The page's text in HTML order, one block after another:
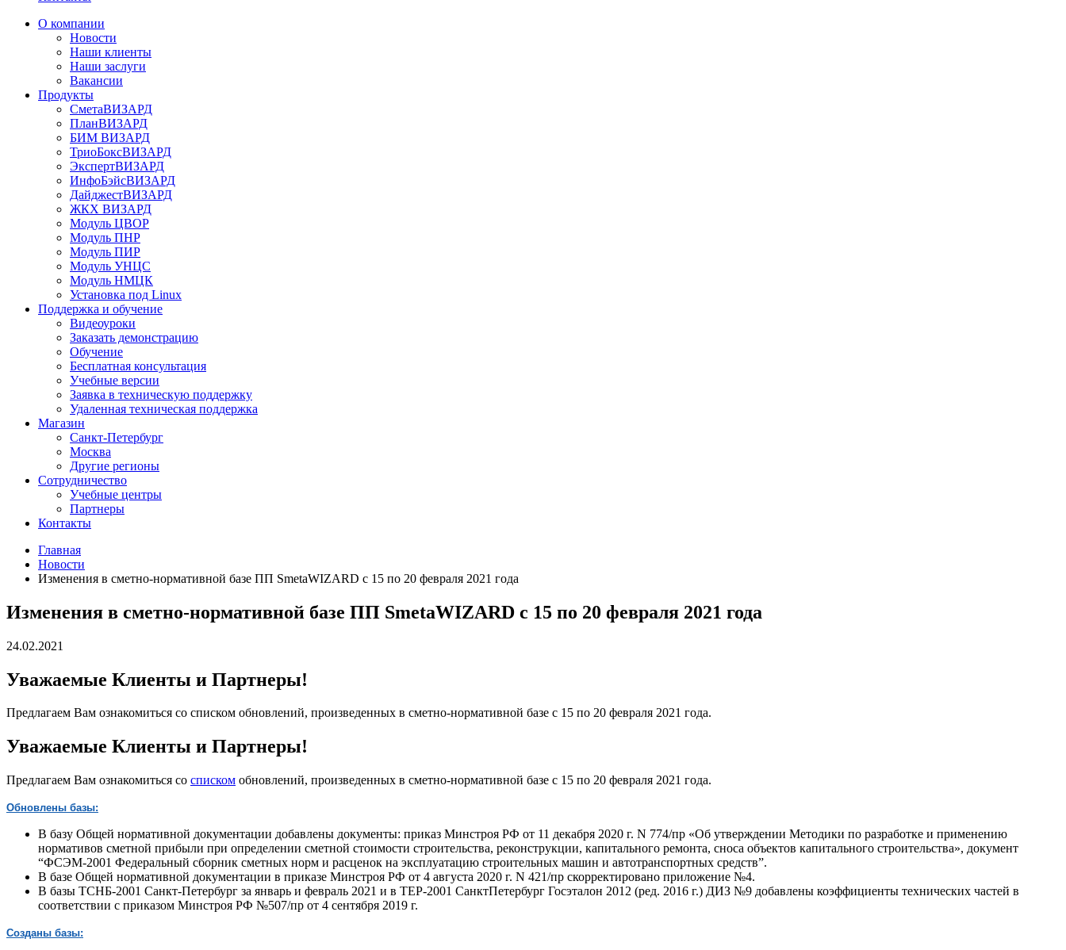
О компании
Новости
Наши клиенты
Наши заслуги
Вакансии
Продукты
СметаВИЗАРД
ПланВИЗАРД
БИМ ВИЗАРД
ТриоБоксВИЗАРД
ЭкспертВИЗАРД
ИнфоБэйсВИЗАРД
ДайджестВИЗАРД
ЖКХ ВИЗАРД
Модуль ЦВОР
Модуль ПНР
Модуль ПИР
Модуль УНЦС
Модуль НМЦК
Установка под Linux
Поддержка и обучение
Видеоуроки
Заказать демонстрацию
Обучение
Бесплатная консультация
Учебные версии
Заявка в техническую поддержку
Удаленная техническая поддержка
Магазин
Санкт-Петербург
Москва
Другие регионы
Сотрудничество
Учебные центры
Партнеры
Контакты
Главная
Новости
Изменения в сметно-нормативной базе ПП SmetaWIZARD с 15 по 20 февраля 2021 года
Изменения в сметно-нормативной базе ПП SmetaWIZARD с 15 по 20 февраля 2021 года
24.02.2021
Уважаемые Клиенты и Партнеры!
Предлагаем Вам ознакомиться со списком обновлений, произведенных в сметно-нормативной базе с 15 по 20 февраля 2021 года.
Уважаемые Клиенты и Партнеры!
Предлагаем Вам ознакомиться со списком обновлений, произведенных в сметно-нормативной базе с 15 по 20 февраля 2021 года.
Обновлены базы:
В базу Общей нормативной документации добавлены документы: приказ Минстроя РФ от 11 декабря 2020 г. N 774/пр «Об утверждении Методики по разработке и применению
нормативов сметной прибыли при определении сметной стоимости строительства, реконструкции, капитального ремонта, сноса объектов капитального строительства», документ
“ФСЭМ-2001 Федеральный сборник сметных норм и расценок на эксплуатацию строительных машин и автотранспортных средств”.
В базе Общей нормативной документации в приказе Минстроя РФ от 4 августа 2020 г. N 421/пр скорректировано приложение №4.
В базы ТСНБ-2001 Санкт-Петербург за январь и февраль 2021 и в ТЕР-2001 СанктПетербург Госэталон 2012 (ред. 2016 г.) ДИЗ №9 добавлены коэффициенты технических частей в
соответствии с приказом Минстроя РФ №507/пр от 4 сентября 2019 г.
Созданы базы: